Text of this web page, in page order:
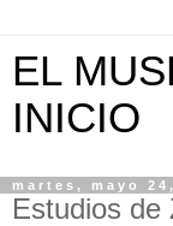
EL
INICIO
martes, mayo 24,
Estudios de